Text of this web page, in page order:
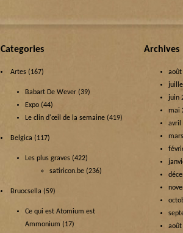
Categories
Artes (167)
Babart De Wever (39)
Expo (44)
Le clin d'œil de la semaine (419)
Belgica (117)
Les plus graves (422)
satiricon.be (236)
Bruocsella (59)
Ce qui est Atomium est
Ammonium (17)
Archives
août
juin
mai
avril
août